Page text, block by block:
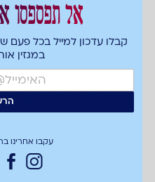
אל תפספסו
קבלו עדכון למייל בכל
במגזין
עקבו אחרינו